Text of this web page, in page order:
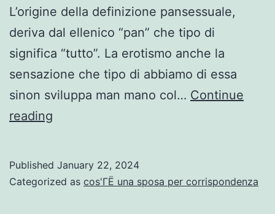
L’origine della definizione pansessuale,
deriva dal ellenico “pan” che tipo di
significa “tutto”. La erotismo anche la
sensazione che tipo di abbiamo di essa
sinon sviluppa man mano col… Continue
reading
(anche
Published January 22, 2024
Categorized as cos'ГЁ una sposa per corrispondenza